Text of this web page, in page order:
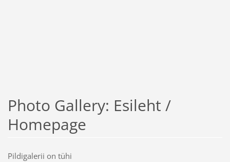
Photo Gallery: Esileht /
Homepage
Pildigalerii on tühi